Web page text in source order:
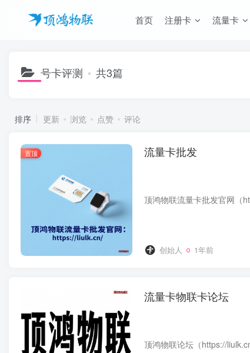
首页 注册卡 流量卡
号卡评测 共3篇
排序 更新 浏览 点赞 评论
置顶 流量卡批发
创始人 1年前
流量卡物联卡论坛